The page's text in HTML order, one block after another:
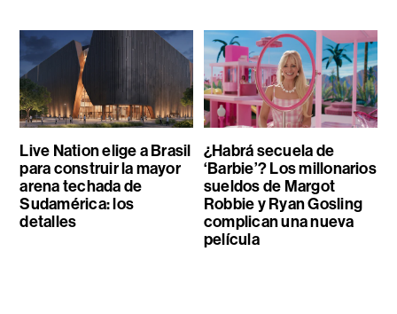
Live Nation elige a Brasil
para construir la mayor
arena techada de
Sudamérica: los
detalles
¿Habrá secuela de
‘Barbie’? Los millonarios
sueldos de Margot
Robbie y Ryan Gosling
complican una nueva
película